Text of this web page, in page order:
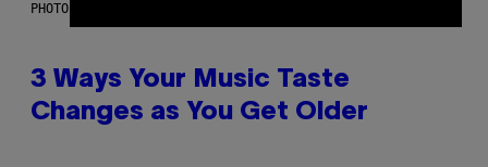
PHOTO ILLUSTRATION BY IAN WALDIE/GETTY IMAGES
3 Ways Your Music Taste
Changes as You Get Older